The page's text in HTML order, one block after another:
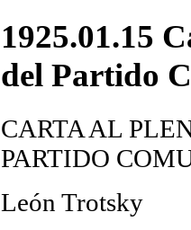
1925.01.15
del Partido
CARTA AL
PARTIDO
León Trotsky